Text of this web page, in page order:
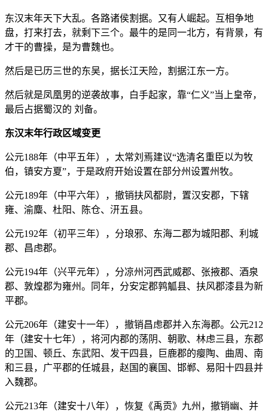
东汉末年天下大乱。各路诸侯割据。又有人崛起。互相争地
盘，打来打去，就剩下三个。最牛的是同一北方，有背景，有
才干的曹操，是为曹魏也。
然后是已历三世的东吴，据长江天险，割据江东一方。
然后就是凤凰男的逆袭故事，白手起家，靠“仁义”当上皇帝，
最后占据蜀汉的 刘备。
东汉末年行政区域变更
公元188年（中平五年），太常刘焉建议“选清名重臣以为牧
伯，镇安方夏”，于是政府开始设置在部分州设置州牧。
公元189年（中平六年），撤销扶风都尉，置汉安郡，下辖
雍、渝麋、杜阳、陈仓、汧五县。
公元192年（初平三年），分琅邪、东海二郡为城阳郡、利城
郡、昌虑郡。
公元194年（兴平元年），分凉州河西武威郡、张掖郡、酒泉
郡、敦煌郡为雍州。同年，分安定郡鹑觚县、扶风郡漆县为新
平郡。
公元206年（建安十一年），撤销昌虑郡并入东海郡。公元212
年（建安十七年），将河内郡的荡阴、朝歌、林虑三县，东郡
的卫国、顿丘、东武阳、发干四县，巨鹿郡的瘿陶、曲周、南
和三县，广平郡的任城县，赵国的襄国、邯郸、易阳十四县并
入魏郡。
公元213年（建安十八年），恢复《禹贡》九州，撤销幽、并